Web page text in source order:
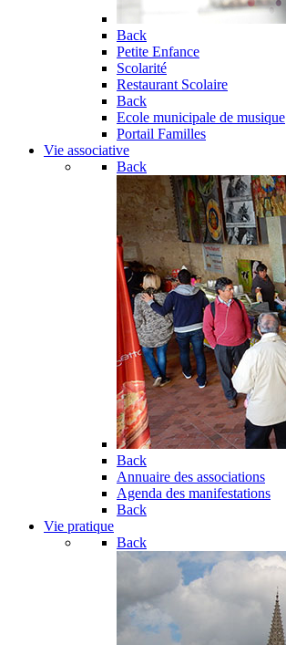
Back
Petite Enfance
Scolarité
Restaurant Scolaire
Back
Ecole municipale de musique
Portail Familles
Vie associative
Back
Back
Annuaire des associations
Agenda des manifestations
Back
Vie pratique
Back